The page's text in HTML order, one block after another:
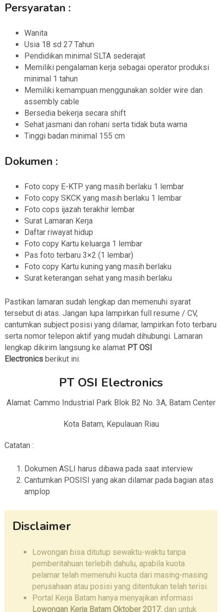
Persyaratan :
Wanita
Usia 18 sd 27 Tahun
Pendidikan minimal SLTA sederajat
Memiliki pengalaman kerja sebagai operator produksi
minimal 1 tahun
Memiliki kemampuan menggunakan solder wire dan
assembly cable
Bersedia bekerja secara shift
Sehat jasmani dan rohani serta tidak buta warna
Tinggi badan minimal 155 cm
Dokumen :
Foto copy E-KTP yang masih berlaku 1 lembar
Foto copy SKCK yang masih berlaku 1 lembar
Foto cops ijazah terakhir lembar
Surat Lamaran Kerja
Daftar riwayat hidup
Foto copy Kartu keluarga 1 lembar
Pas foto terbaru 3×2 (1 lembar)
Foto copy Kartu kuning yang masih berlaku
Surat keterangan sehat yang masih berlaku
Pastikan lamaran sudah lengkap dan memenuhi syarat
tersebut di atas. Jangan lupa lampirkan full resume / CV,
cantumkan subject posisi yang dilamar, lampirkan foto terbaru
serta nomor telepon aktif yang mudah dihubungi. Lamaran
lengkap dikirim langsung ke alamat PT OSI
Electronicsberikut ini.
PT OSI Electronics
Alamat: Cammo Industrial Park Blok B2 No. 3A, Batam Center
Kota Batam, Kepulauan Riau
Catatan :
Dokumen ASLI harus dibawa pada saat interview
Cantumkan POSISI yang akan dilamar pada bagian atas
amplop
Disclaimer
Lowongan bisa ditutup sewaktu-waktu tanpa
pemberitahuan terlebih dahulu, apabila kuota
pelamar telah memenuhi kuota dari masing-masing
perusahaan atau posisi yang ditentukan telah terisi.
Portal Kerja Batam hanya menyajikan informasi
Lowongan Kerja Batam Oktober 2017, dan untuk